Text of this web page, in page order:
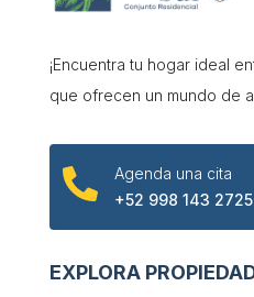
¡Encuentra tu hogar ideal
que ofrecen un mundo de

Agenda una cita
+52 998 143 2725
EXPLORA